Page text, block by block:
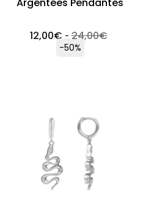
12,00€ -24,00€
-50%